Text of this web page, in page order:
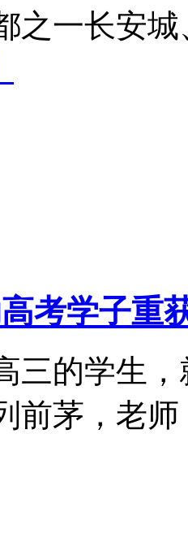
之一长安
考学子重
三的学生
前茅，老师